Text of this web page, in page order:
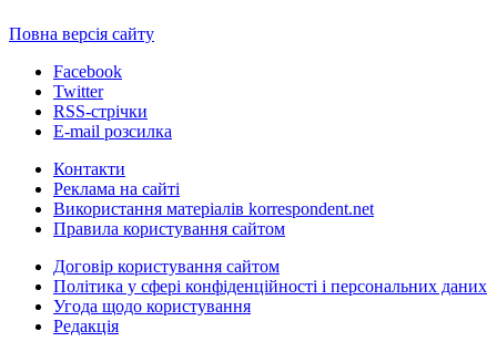
Повна версія сайту
Facebook
Twitter
RSS-стрічки
E-mail розсилка
Контакти
Реклама на сайті
Використання матеріалів korrespondent.net
Правила користування сайтом
Договір користування сайтом
Політика у сфері конфіденційності і персональних даних
Угода щодо користування
Редакція